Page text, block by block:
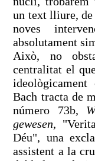
un text lliure,
noves
absolutament
Això, no
centralitat el
Bach tracta de
número 73b,
gewesen,
Déu", una
assistent a la